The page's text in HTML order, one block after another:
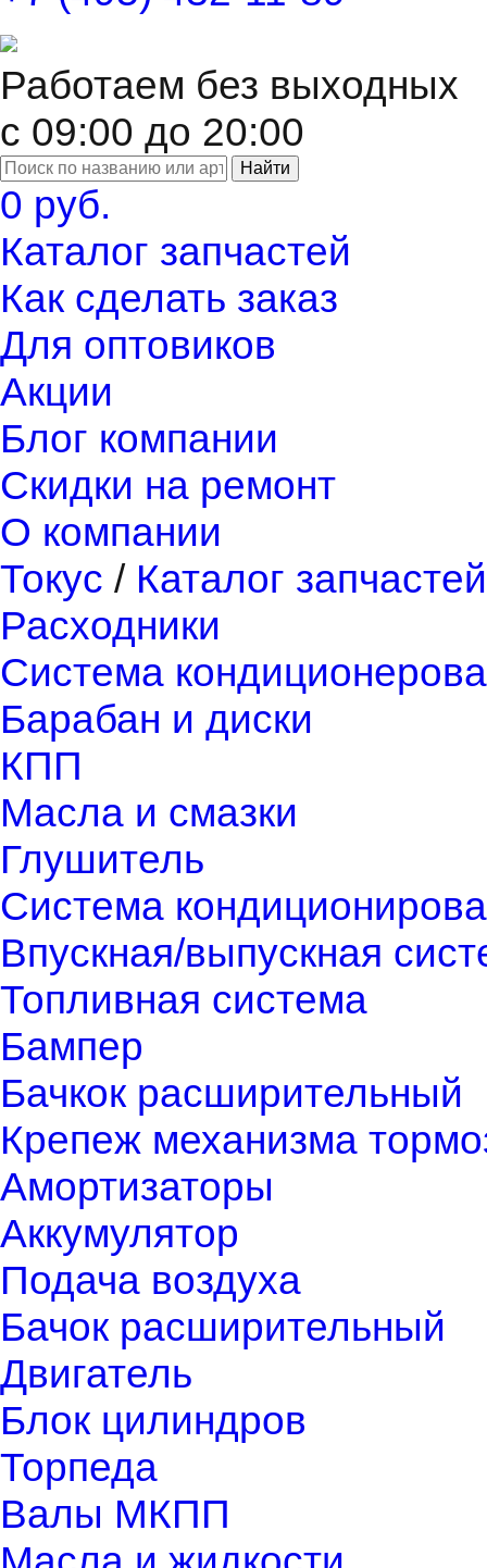
Работаем без выходных
с 09:00 до 20:00
Найти
0 руб.
Каталог запчастей
Как сделать заказ
Для оптовиков
Акции
Блог компании
Скидки на ремонт
О компании
Токус / Каталог запчастей
Расходники
Система
Барабан и диски
КПП
Масла и смазки
Глушитель
Система
Впускная/выпускная
Топливная система
Бампер
Бачкок расширительный
Крепеж механизма
Амортизаторы
Аккумулятор
Подача воздуха
Бачок расширительный
Двигатель
Блок цилиндров
Торпеда
Валы МКПП